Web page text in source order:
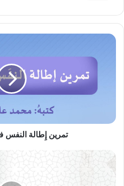
تمرين
تمرين إِطالة النفس
لزوم
اتباع